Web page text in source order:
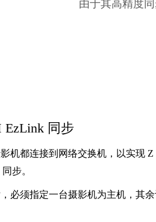
由于其高精度
EzLink 同步
机都连接到网络交换机，以实现
步。
必须指定一台摄影机为主机，其